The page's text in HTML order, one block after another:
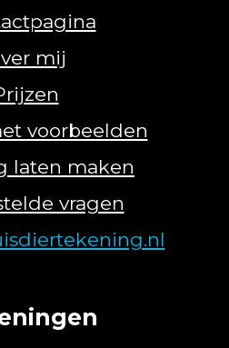
mij
voorbeelden
laten maken
vragen